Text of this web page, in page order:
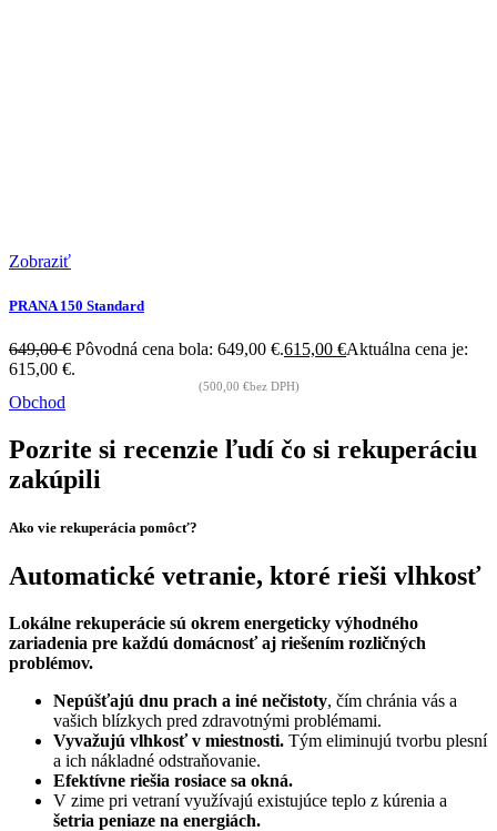
Zobraziť
PRANA 150 Standard
649,00€ Pôvodná cena bola: 649,00 €.615,00 €Aktuálna cena je:
615,00 €.
(500,00 €bez DPH)
Obchod
Pozrite si recenzie ľudí čo si rekuperáciu
zakúpili
Ako vie rekuperácia pomôcť?
Automatické vetranie, ktoré rieši vlhkosť
Lokálne rekuperácie sú okrem energeticky výhodného
zariadenia pre každú domácnosť aj riešením rozličných
problémov.
Nepúšťajú dnu prach a iné nečistoty, čím chránia vás a
vašich blízkych pred zdravotnými problémami.
Vyvažujú vlhkosť v miestnosti. Tým eliminujú tvorbu plesní
a ich nákladné odstraňovanie.
Efektívne riešia rosiace sa okná.
V zime pri vetraní využívajú existujúce teplo z kúrenia a
šetria peniaze na energiách.